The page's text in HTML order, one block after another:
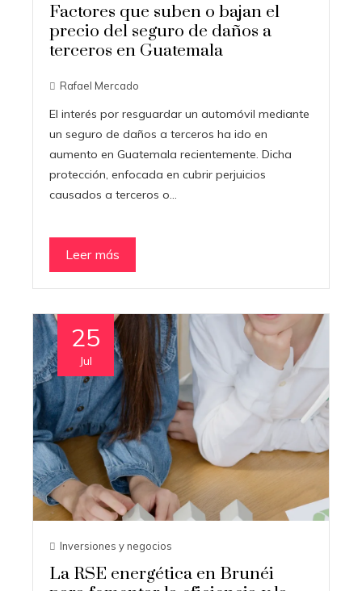
Factores que suben o bajan el
precio del seguro de daños a
terceros en Guatemala
Rafael Mercado
El interés por resguardar un automóvil mediante
un seguro de daños a terceros ha ido en
aumento en Guatemala recientemente. Dicha
protección, enfocada en cubrir perjuicios
causados a terceros o…
Leer más
25
Jul
Inversiones y negocios
La RSE energética en Brunéi